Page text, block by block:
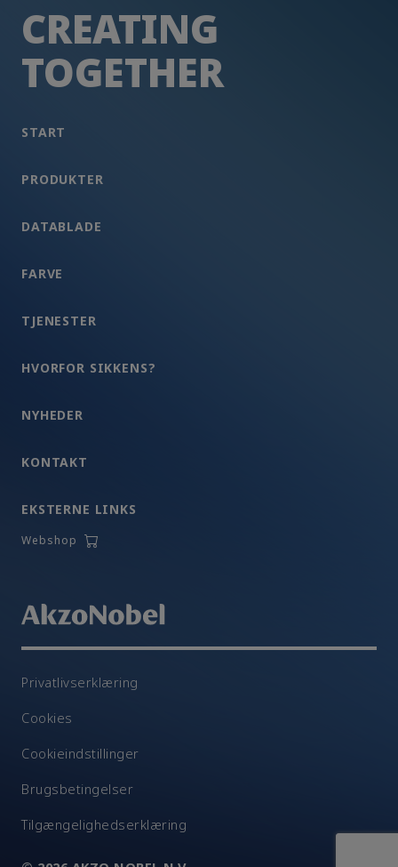
CREATING
TOGETHER
START
PRODUKTER
DATABLADE
FARVE
TJENESTER
HVORFOR SIKKENS?
NYHEDER
KONTAKT
EKSTERNE LINKS
Webshop
Privatlivserklæring
Cookies
Cookieindstillinger
Brugsbetingelser
Tilgængelighedserklæring